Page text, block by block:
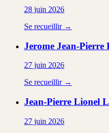
28 juin 2026
Se recueillir →
Jerome Jean-Pierre
27 juin 2026
Se recueillir →
Jean-Pierre Lionel
27 juin 2026